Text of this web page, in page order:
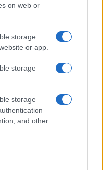
on web or
storage
or app.
storage
storage
and other
gli atleti universitari
la narrativa